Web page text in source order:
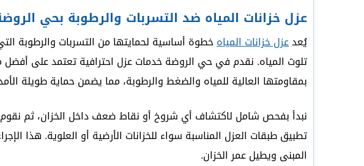
عزل خزانات المياه ضد التسربات والرطوبة بحي
يُعدعزل خزانات المياهخطوة أساسية لحمايتها من التسربات والرطوبة
تلوث المياه. نقدم في حي الروضة خدمات عزل احترافية تعتمد على أفضل
بمقاومتها العالية للمياه والضغط والرطوبة، مما يضمن حماية طويلة
نبدأ بفحص شامل لاكتشاف أي شروخ أو نقاط ضعف داخل الخزان، ثم نقوم
تطبيق طبقات العزل المناسبة سواء للخزانات الأرضية أو العلوية. هذا
المبنى ويطيل عمر الخزان.